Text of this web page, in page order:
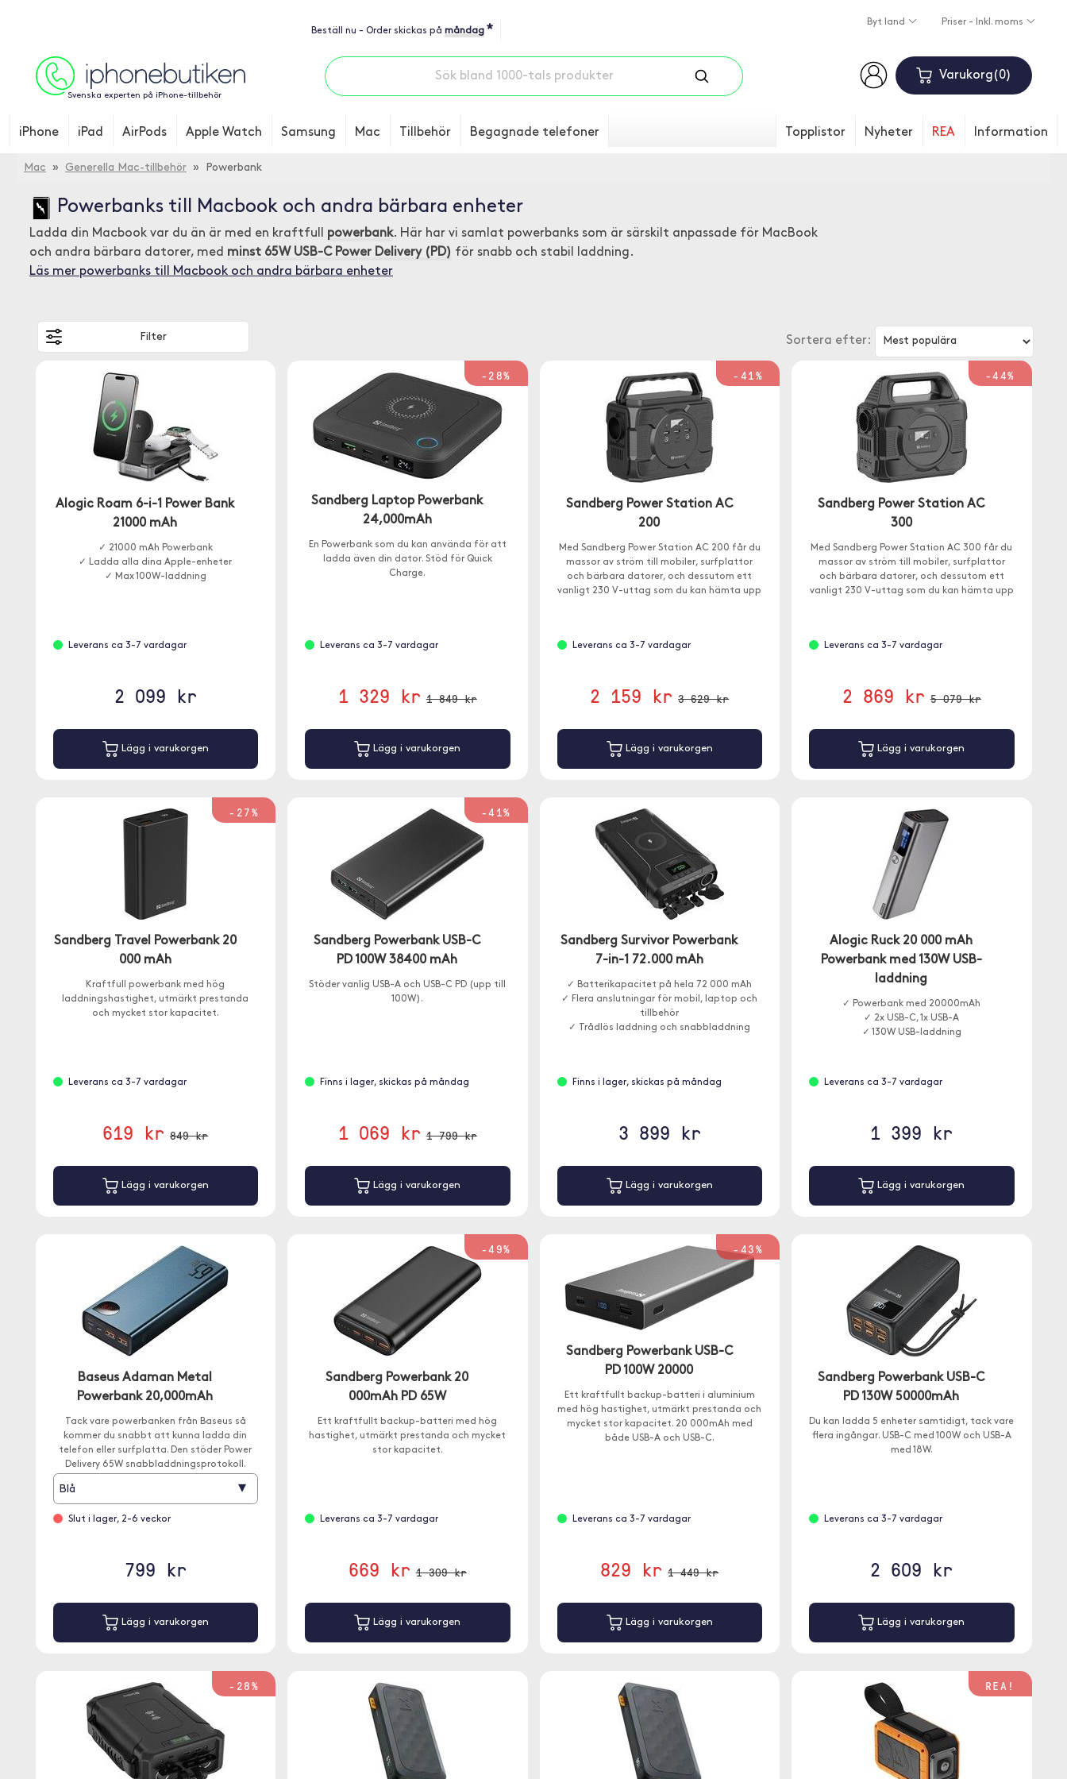
Beställ nu - Order skickas på måndag *
Byt land Priser - Inkl. moms
Svenska experten på iPhone-tillbehör
Varukorg 0
iPhone iPad AirPods Apple Watch Samsung Mac Tillbehör Begagnade telefoner Topplistor Nyheter REA Information
Mac » Generella Mac-tillbehör » Powerbank
Powerbanks till Macbook och andra bärbara enheter
Ladda din Macbook var du än är med en kraftfull powerbank. Här har vi samlat powerbanks som är särskilt anpassade för MacBook
och andra bärbara datorer, med minst 65W USB-C Power Delivery (PD) för snabb och stabil laddning.
Läs mer powerbanks till Macbook och andra bärbara enheter
Sortera efter:
Filter
Alogic Roam 6-i-1 Power Bank
21000 mAh
✓ 21000 mAh Powerbank
✓ Ladda alla dina Apple-enheter
✓ Max 100W-laddning
Leverans ca 3-7 vardagar
2 099 kr
Lägg i varukorgen
-28%
Sandberg Laptop Powerbank
24,000mAh
En Powerbank som du kan använda för att
ladda även din dator. Stöd för Quick
Charge.
Leverans ca 3-7 vardagar
1 329 kr 1 849 kr
Lägg i varukorgen
-41%
Sandberg Power Station AC
200
Med Sandberg Power Station AC 200 får du
massor av ström till mobiler, surfplattor
och bärbara datorer, och dessutom ett
vanligt 230 V-uttag som du kan hämta upp
Leverans ca 3-7 vardagar
2 159 kr 3 629 kr
Lägg i varukorgen
-44%
Sandberg Power Station AC
300
Med Sandberg Power Station AC 300 får du
massor av ström till mobiler, surfplattor
och bärbara datorer, och dessutom ett
vanligt 230 V-uttag som du kan hämta upp
Leverans ca 3-7 vardagar
2 869 kr 5 079 kr
Lägg i varukorgen
-27%
Sandberg Travel Powerbank 20
000 mAh
Kraftfull powerbank med hög
laddningshastighet, utmärkt prestanda
och mycket stor kapacitet.
Leverans ca 3-7 vardagar
619 kr 849 kr
Lägg i varukorgen
-41%
Sandberg Powerbank USB-C
PD 100W 38400 mAh
Stöder vanlig USB-A och USB-C PD (upp till
100W).
Finns i lager, skickas på måndag
1 069 kr 1 799 kr
Lägg i varukorgen
Sandberg Survivor Powerbank
7-in-1 72.000 mAh
✓ Batterikapacitet på hela 72 000 mAh
✓ Flera anslutningar för mobil, laptop och
tillbehör
✓ Trådlös laddning och snabbladdning
Finns i lager, skickas på måndag
3 899 kr
Lägg i varukorgen
Alogic Ruck 20 000 mAh
Powerbank med 130W USB-
laddning
✓ Powerbank med 20000mAh
✓ 2x USB-C, 1x USB-A
✓ 130W USB-laddning
Leverans ca 3-7 vardagar
1 399 kr
Lägg i varukorgen
Baseus Adaman Metal
Powerbank 20,000mAh
Tack vare powerbanken från Baseus så
kommer du snabbt att kunna ladda din
telefon eller surfplatta. Den stöder Power
Delivery 65W snabbladdningsprotokoll.
Blå ▾
Slut i lager, 2-6 veckor
799 kr
Lägg i varukorgen
-49%
Sandberg Powerbank 20
000mAh PD 65W
Ett kraftfullt backup-batteri med hög
hastighet, utmärkt prestanda och mycket
stor kapacitet.
Leverans ca 3-7 vardagar
669 kr 1 309 kr
Lägg i varukorgen
-43%
Sandberg Powerbank USB-C
PD 100W 20000
Ett kraftfullt backup-batteri i aluminium
med hög hastighet, utmärkt prestanda och
mycket stor kapacitet. 20 000mAh med
både USB-A och USB-C.
Leverans ca 3-7 vardagar
829 kr 1 449 kr
Lägg i varukorgen
Sandberg Powerbank USB-C
PD 130W 50000mAh
Du kan ladda 5 enheter samtidigt, tack vare
flera ingångar. USB-C med 100W och USB-A
med 18W.
Leverans ca 3-7 vardagar
2 609 kr
Lägg i varukorgen
-28% REA!